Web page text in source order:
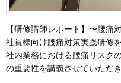
【研修講師レポート】〜腰痛
社員様向け腰痛対策実践研修
社内業務における腰痛リスク
の重要性を講義させていただき